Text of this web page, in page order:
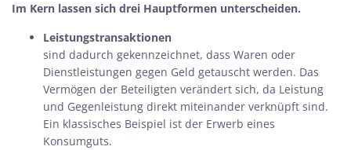
Im Kern lassen sich drei Hauptformen unterscheiden.
Leistungstransaktionen
sind dadurch gekennzeichnet, dass Waren oder
Dienstleistungen gegen Geld getauscht werden. Das
Vermögen der Beteiligten verändert sich, da Leistung
und Gegenleistung direkt miteinander verknüpft sind.
Ein klassisches Beispiel ist der Erwerb eines
Konsumguts.